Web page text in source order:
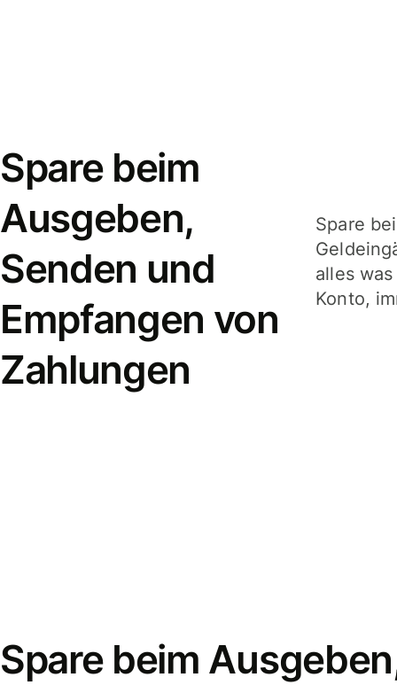
Spare beim
Ausgeben,
Senden und
Empfangen von
Zahlungen
Spare
alles
Konto,
Spare beim